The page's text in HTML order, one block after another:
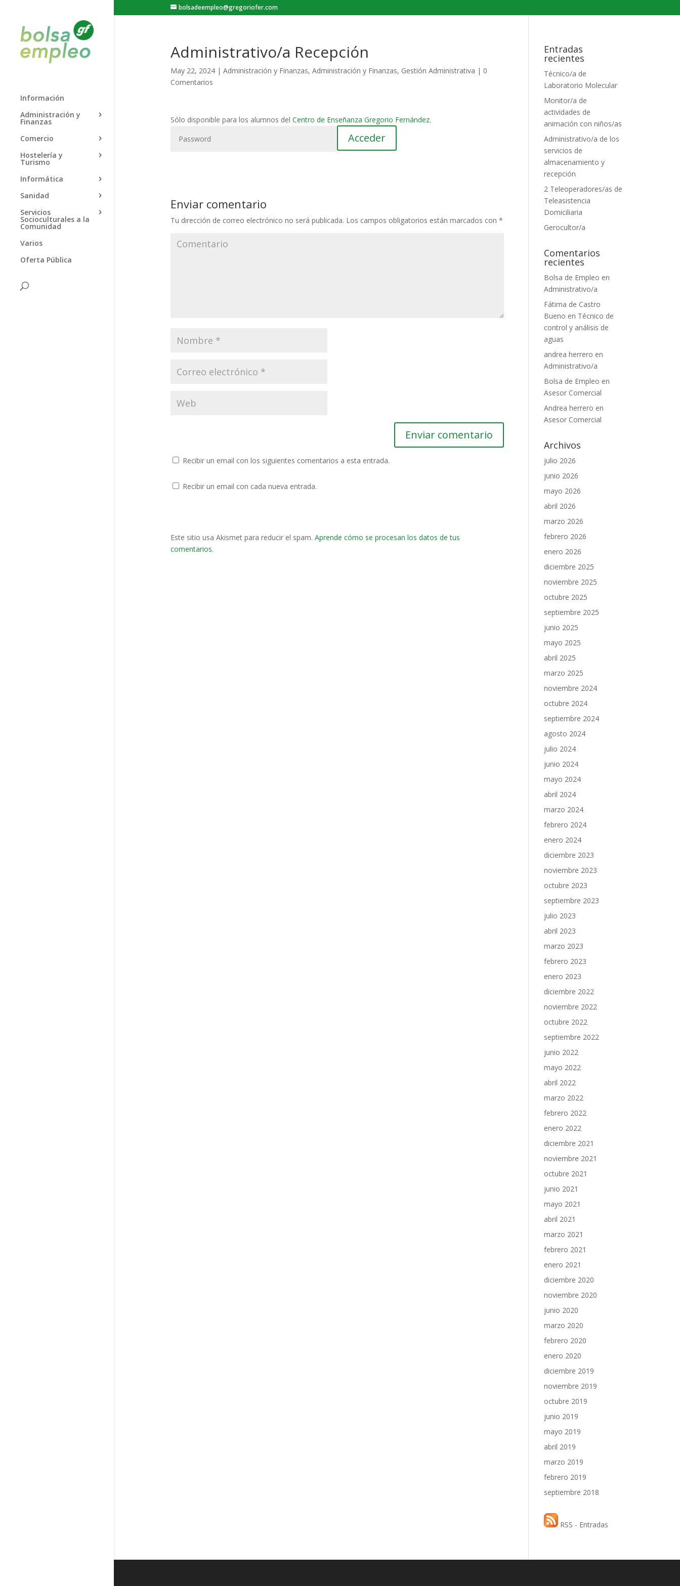
bolsadeempleo@gregoriofer.com
Información
Administración y
Finanzas
Comercio
Hostelería y
Turismo
Informática
Sanidad
Servicios
Socioculturales a la
Comunidad
Varios
Oferta Pública
Administrativo/a Recepción
May 22, 2024| Administración y Finanzas, Administración y Finanzas, Gestión Administrativa | 0
Comentarios
Sólo disponible para los alumnos del Centro de Enseñanza Gregorio Fernández.
Enviar comentario
Tu dirección de correo electrónico no será publicada. Los campos obligatorios están marcados con *
Recibir un email con los siguientes comentarios a esta entrada.
Recibir un email con cada nueva entrada.
Este sitio usa Akismet para reducir el spam. Aprende cómo se procesan los datos de tus
comentarios.
Entradas
recientes
Técnico/a de
Laboratorio Molecular
Monitor/a de
actividades de
animación con niños/as
Administrativo/a de los
servicios de
almacenamiento y
recepción
2 Teleoperadores/as de
Teleasistencia
Domiciliaria
Gerocultor/a
Comentarios
recientes
Bolsa de Empleo en
Administrativo/a
Fátima de Castro
Bueno en Técnico de
control y análisis de
aguas
andrea herrero en
Administrativo/a
Bolsa de Empleo en
Asesor Comercial
Andrea herrero en
Asesor Comercial
Archivos
julio 2026
junio 2026
mayo 2026
abril 2026
marzo 2026
febrero 2026
enero 2026
diciembre 2025
noviembre 2025
octubre 2025
septiembre 2025
junio 2025
mayo 2025
abril 2025
marzo 2025
noviembre 2024
octubre 2024
septiembre 2024
agosto 2024
julio 2024
junio 2024
mayo 2024
abril 2024
marzo 2024
febrero 2024
enero 2024
diciembre 2023
noviembre 2023
octubre 2023
septiembre 2023
julio 2023
abril 2023
marzo 2023
febrero 2023
enero 2023
diciembre 2022
noviembre 2022
octubre 2022
septiembre 2022
junio 2022
mayo 2022
abril 2022
marzo 2022
febrero 2022
enero 2022
diciembre 2021
noviembre 2021
octubre 2021
junio 2021
mayo 2021
abril 2021
marzo 2021
febrero 2021
enero 2021
diciembre 2020
noviembre 2020
junio 2020
marzo 2020
febrero 2020
enero 2020
diciembre 2019
noviembre 2019
octubre 2019
junio 2019
mayo 2019
abril 2019
marzo 2019
febrero 2019
septiembre 2018
RSS - Entradas